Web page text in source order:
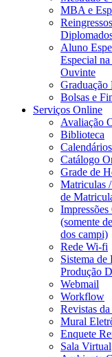
MBA e
Aluno
Especial
Ouvinte
Bolsas e
Serviços Online
Avaliação
Biblioteca
Calendários
Catálogo
Grade de
Matriculas
de
(somente
dos campi)
Rede Wi-fi
Sistema de
Produção
Webmail
Workflow
Revistas
Mural
Enquete
Sala Virtual